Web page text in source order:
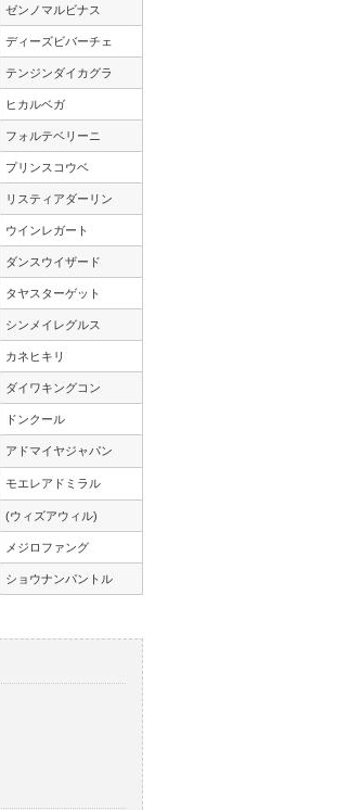
ゼンノマルビナス
ディーズビバーチェ
テンジンダイカグラ
ヒカルベガ
フォルテベリーニ
プリンスコウベ
リスティアダーリン
ウインレガート
ダンスウイザード
タヤスターゲット
シンメイレグルス
カネヒキリ
ダイワキングコン
ドンクール
アドマイヤジャパン
モエレアドミラル
(ウィズアウィル)
メジロファング
ショウナンパントル